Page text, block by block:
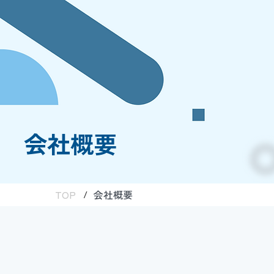
TOP / 会社概要
会社概要